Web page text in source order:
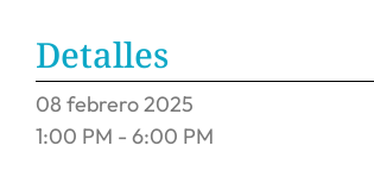
Detalles
08 febrero2025
1:00 PM - 6:00 PM